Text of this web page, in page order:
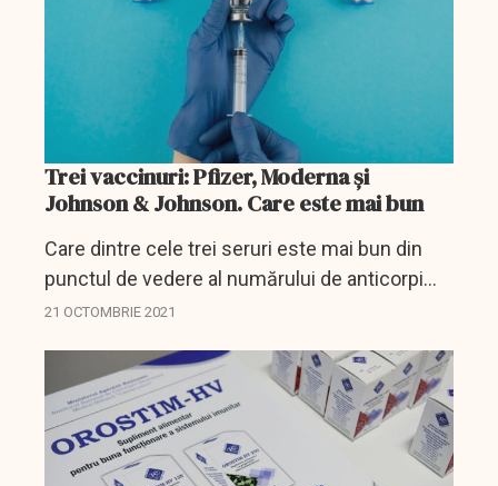
Trei vaccinuri: Pfizer, Moderna și
Johnson & Johnson. Care este mai bun
Care dintre cele trei seruri este mai bun din
punctul de vedere al numărului de anticorpi
dezvoltat în organismul uman. Un răspuns
de COVID-19 vine...
21 OCTOMBRIE 2021